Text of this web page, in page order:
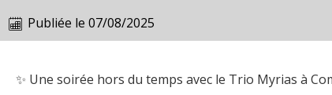
Publiée le 07/08/2025
✨ Une soirée hors du temps avec le Trio Myrias à